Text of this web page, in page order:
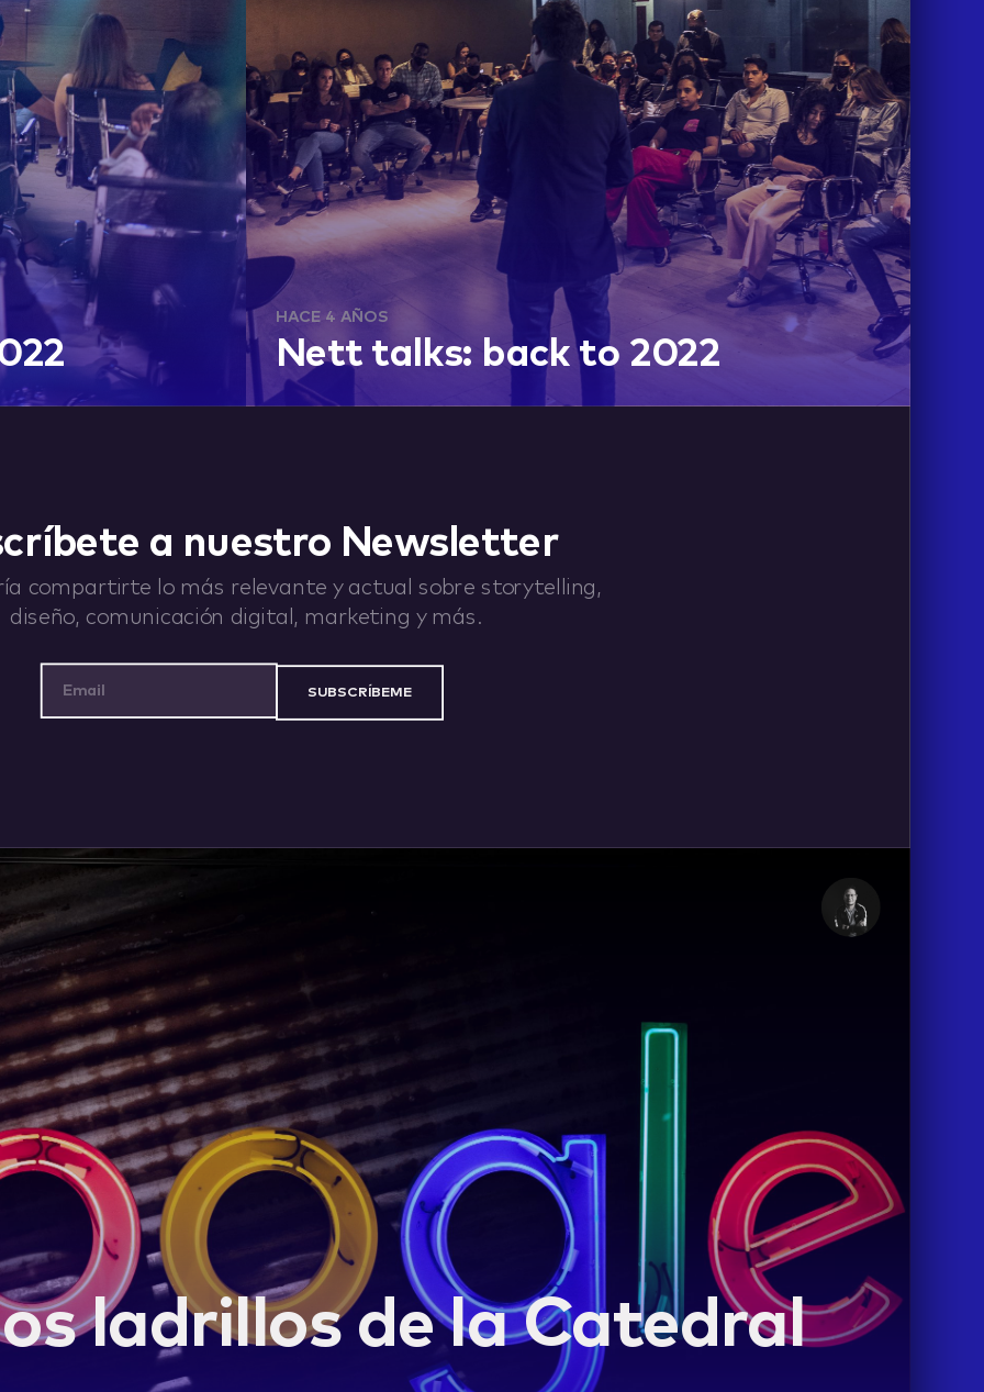
HACE 4 AÑOS
Nett talks: back to 2022
a nuestro Newsletter
compartirte lo más relevante y actual sobre storytelling,
diseño, comunicación digital, marketing y más.
ladrillos de la Catedral